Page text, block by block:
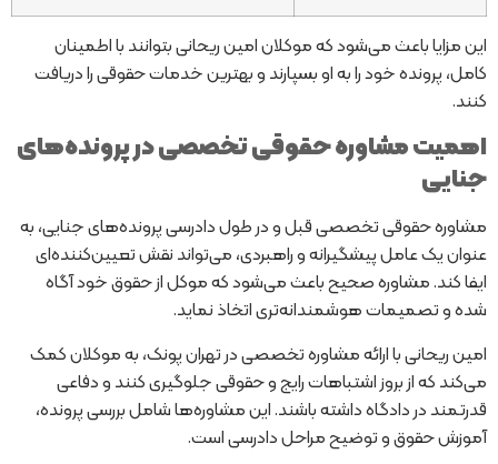
این مزایا باعث می‌شود که موکلان امین ریحانی بتوانند با اطمینان
کامل، پرونده خود را به او بسپارند و بهترین خدمات حقوقی را دریافت
کنند.
اهمیت مشاوره حقوقی تخصصی در پرونده‌های
جنایی
مشاوره حقوقی تخصصی قبل و در طول دادرسی پرونده‌های جنایی، به
عنوان یک عامل پیشگیرانه و راهبردی، می‌تواند نقش تعیین‌کننده‌ای
ایفا کند. مشاوره صحیح باعث می‌شود که موکل از حقوق خود آگاه
شده و تصمیمات هوشمندانه‌تری اتخاذ نماید.
امین ریحانی با ارائه مشاوره تخصصی در تهران پونک، به موکلان کمک
می‌کند که از بروز اشتباهات رایج و حقوقی جلوگیری کنند و دفاعی
قدرتمند در دادگاه داشته باشند. این مشاوره‌ها شامل بررسی پرونده،
آموزش حقوق و توضیح مراحل دادرسی است.